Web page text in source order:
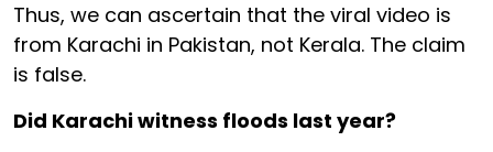
Thus, we can ascertain that the viral video is
from Karachi in Pakistan, not Kerala. The claim
is false.
Did Karachi witness floods last year?